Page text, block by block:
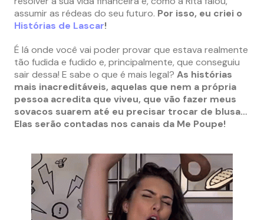
assumir as rédeas do seu futuro. Por isso, eu criei o
Histórias de Lascar!
É lá onde você vai poder provar que estava realmente
tão fudida e fudido e, principalmente, que conseguiu
sair dessa! E sabe o que é mais legal? As histórias
mais inacreditáveis, aquelas que nem a própria
pessoa acredita que viveu, que vão fazer meus
sovacos suarem até eu precisar trocar de blusa…
Elas serão contadas nos canais da Me Poupe!